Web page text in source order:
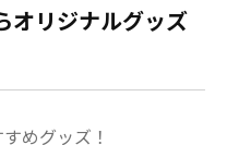
、使い勝手の良さも魅
。ボディの切り替えカラ
トや刺繍にも適してお
オリジナルグッズ
めグッズ！